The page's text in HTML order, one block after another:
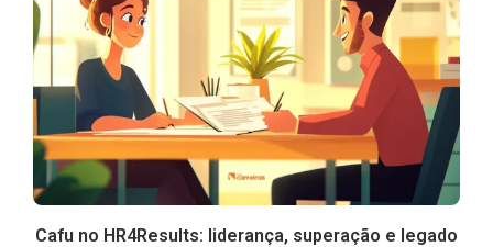
Cafu no HR4Results: liderança, superação e legado